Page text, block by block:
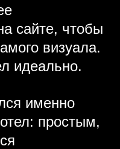
сайте, чтобы
визуала.
идеально.
именно
простым,